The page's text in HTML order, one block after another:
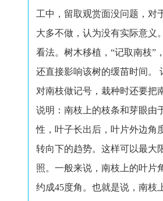
工中，留取观赏面没问题，对
大多不做，认为没有实际意义
看法。树木移植，“记取南枝”
还直接影响该树的缓苗时间。
对南枝做记号，栽种时还要把
说明：南枝上的枝条和芽眼由
性，叶子长出后，叶片外边角
转向下的趋势。这样可以最大
照。一般来说，南枝上的叶片
约成45度角。也就是说，南枝